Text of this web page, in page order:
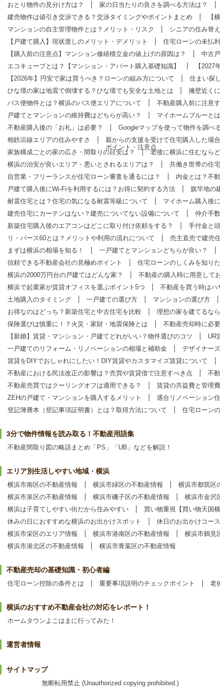
おとり物件の見分け方は？
家の日当たりの良さを調べる方法は？
建売物件は値引き交渉できる？交渉タイミングやポイントまとめ
【
マンションの自主管理物件とは？メリット・リスク
シニアの住み替
【戸建て購入】現状渡しのメリット・デメリット
住宅ローンの未払
【購入前の注意点】マンション修繕積立金の値上げの原因は？
中古
エコキューブとは？【マンション・アパート購入基礎知識】
【
【2026年】円安で家は買うべき？ローンの組み方について
住まい探
ひな壇の家は地震で倒壊する？ひな壇でも安全な土地とは
擁壁近く
バス便物件とは？横浜のバス便エリアについて
不動産購入前に注意
戸建てとマンションの維持費はどちらが高い？
マイホームブルーと
不動産購入後の「お礼」は必要？
Googleマップを使って物件を調べ
相鉄沿線エリアの住みやすさ
親からの支援を受けて住宅購入した場
ポイント・注意点
家族構成ごとの家の広さ・間取りの目安は？
老後に横浜に住むなら
横浜の治安が良いエリア・悪いとされるエリアは？
共働き世帯の住
自営業・フリーランスが住宅ローン審査を通るには？
内金とは？不
戸建て購入後にWi-Fiを利用するには？お得に契約する方法
旗竿地の
耐震住宅とは？住宅の気になる耐震等級について
マイホーム購入後
建売住宅にカーテンはない？建売についてない設備について
仲介手
新築住宅購入後のエアコンはどこに取り付け依頼をする？
手付金と
リ・バース60とは？メリットや利用の流れについて
売主直売で建売
まずは横浜の相場を知る！
一戸建てとマンションどちらが良い？
信頼できる不動産会社の見極めポイント
住宅ローンのしくみを知り
横浜の2000万円台の戸建てはどんな家？
不動産の購入時に用意して
横浜で起業家が賃貸オフィスを選ぶポイント5つ
不動産を買う時はハ
土地購入のタイミング
一戸建ての選び方
マンションの選び方
お得なのはどっち？新築住宅と中古住宅を比較
理想の家を建てるな
保険選びは慎重に！？火災・家財・地震保険とは
不動産売却時に必
【新婚】賃貸・マンション・戸建てどれがいい？物件選びのコツ
UR
一戸建てのリフォーム・リノベーションの相場と補助金
デザイナー
賃貸をDIYでおしゃれにしたい！DIY賃貸やカスタマイズ賃貸について
不動産における民法改正の影響は？売買や賃貸借で注意すべき点
不
不動産売買ではクーリングオフは適用できる？
賃貸の共益費と管理
ZEHの戸建て・マンションを購入するメリット
適合リノベーション
登記簿謄本（登記事項証明書）とは？取得方法について
住宅ローン
3分で物件情報を読み取る！不動産用語集
不動産間取り図の略語まとめ「PS」「UB」などを解説！
エリア別生活しやすい地域・横浜
横浜市南区の不動産情報 横浜市緑区の不動産情報
横浜市都筑区
横浜市泉区の不動産情報
横浜市磯子区の不動産情報
横浜市金沢
横浜は子育てしやすい街だから住みやすい
買い物重視【買い物天国
休みの日におすすめな横浜のお出かけスポット
休日のお出かけコー
横浜市栄区のエリア情報
横浜市港南区の不動産情報
横浜市鶴見
横浜市港北区の不動産情報
横浜市青葉区の不動産情報
不動産売却の基礎知識・初心者編
住宅ローン控除の条件とは 重要事項説明のチェックポイント 老
横浜のおすすめ不動産会社の対応をレポート！
ホームタウンよこはまに行ってみた！
運営者情報
サイトマップ
無断転用禁止 (Unauthorized copying prohibited.)